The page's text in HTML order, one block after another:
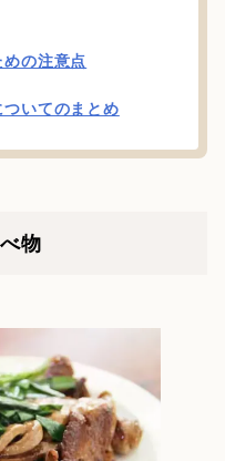
の注意点
いてのまとめ
物